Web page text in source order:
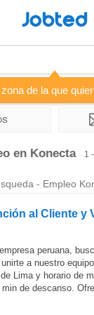
Jobted
de la que
Horas de
en Konecta 1
- Empleo
al Cliente y
peruana,
a nuestro
Lima y horario de
de descanso.